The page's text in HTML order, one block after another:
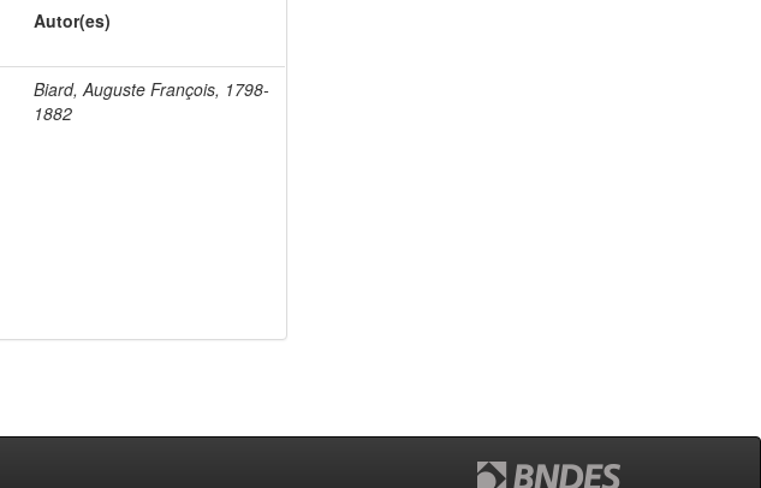
Autor(es)
Biard, Auguste François, 1798-
1882